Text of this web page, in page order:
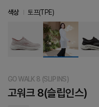
GO WALK 8 (SLIP INS)
고워크 8(슬립인스)
색상 토프(TPE)